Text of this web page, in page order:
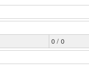
0 / 0